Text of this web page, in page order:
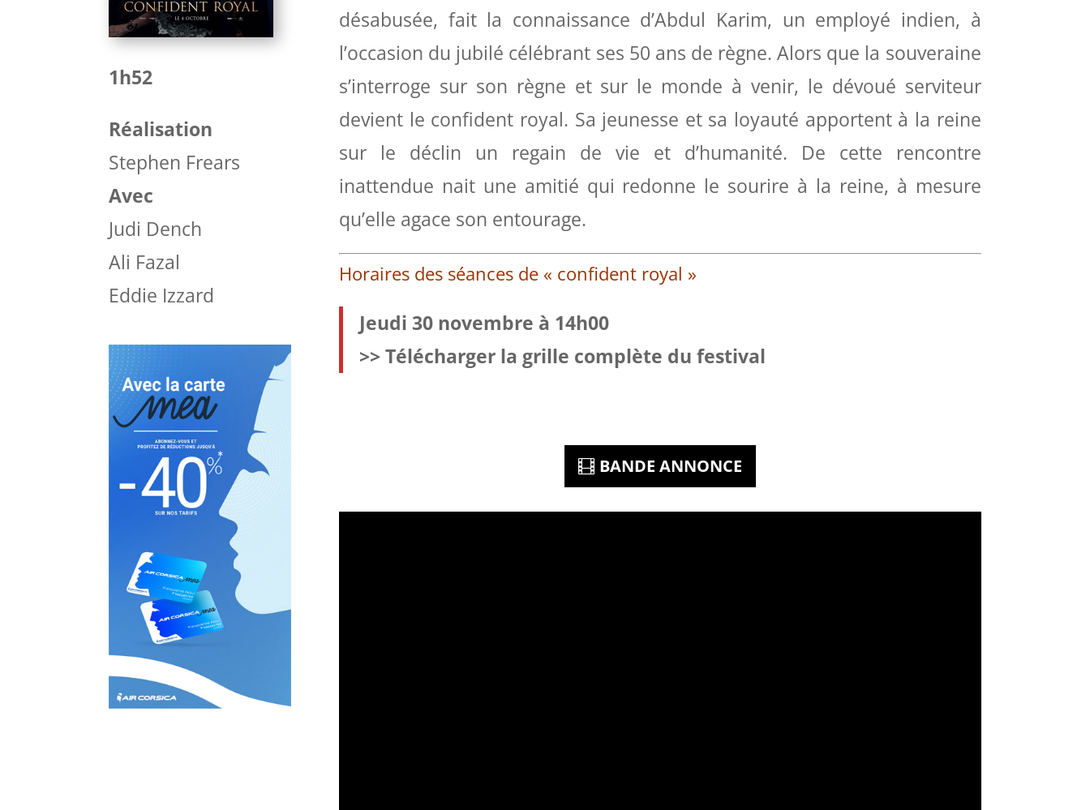
1h52
Réalisation
Stephen Frears
Avec
Judi Dench
Ali Fazal
Eddie Izzard
désabusée, fait la connaissance d’Abdul Karim, un employé indien, à
l’occasion du jubilé célébrant ses 50 ans de règne. Alors que la souveraine
s’interroge sur son règne et sur le monde à venir, le dévoué serviteur
devient le confident royal. Sa jeunesse et sa loyauté apportent à la reine
sur le déclin un regain de vie et d’humanité. De cette rencontre
inattendue nait une amitié qui redonne le sourire à la reine, à mesure
qu’elle agace son entourage.
Horaires des séances de « confident royal »
Jeudi 30 novembre à 14h00
>> Télécharger la grille complète du festival
BANDE ANNONCE